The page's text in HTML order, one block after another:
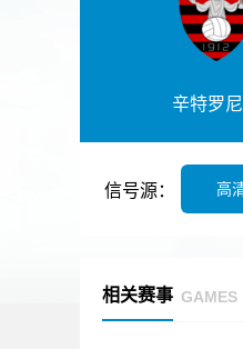
辛特罗
信号源： 高
相关赛事 GAMES